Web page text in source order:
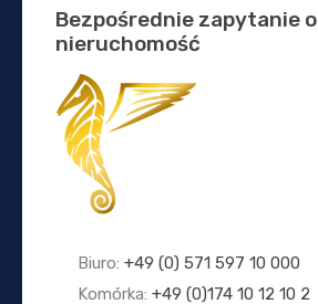
Bezpośrednie zapytanie o
nieruchomość
Biuro: +49 (0) 571 597 10 000
Komórka: +49 (0)174 10 12 10 2